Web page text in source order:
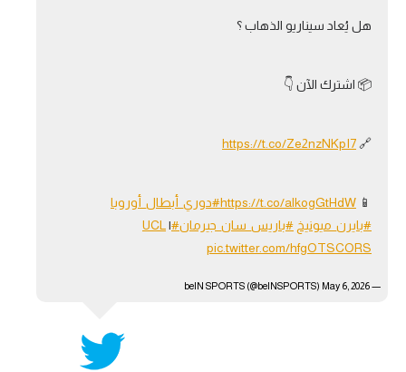
هل يُعاد سيناريو الذهاب ؟
📦 اشترك الآن 👇
🔗
https://t.co/Ze2nzNKpI7
📱
https://t.co/alkogGtHdW#دوري_أبطال_أوروبا
#بايرن_ميونيخ #باريس_سان_جيرمان#UCL
|
pic.twitter.com/hfgOTSCORS
— beIN SPORTS (@beINSPORTS)
May 6, 2026